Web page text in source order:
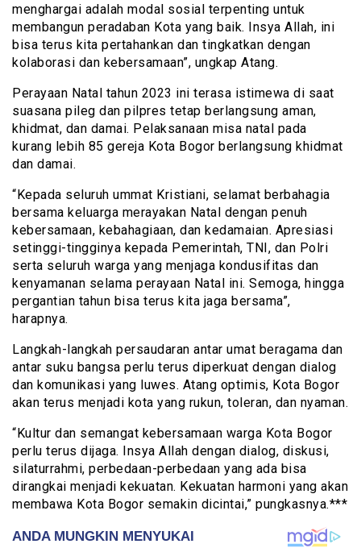
menghargai adalah modal sosial terpenting untuk
membangun peradaban Kota yang baik. Insya Allah, ini
bisa terus kita pertahankan dan tingkatkan dengan
kolaborasi dan kebersamaan”, ungkap Atang.
Perayaan Natal tahun 2023 ini terasa istimewa di saat
suasana pileg dan pilpres tetap berlangsung aman,
khidmat, dan damai. Pelaksanaan misa natal pada
kurang lebih 85 gereja Kota Bogor berlangsung khidmat
dan damai.
“Kepada seluruh ummat Kristiani, selamat berbahagia
bersama keluarga merayakan Natal dengan penuh
kebersamaan, kebahagiaan, dan kedamaian. Apresiasi
setinggi-tingginya kepada Pemerintah, TNI, dan Polri
serta seluruh warga yang menjaga kondusifitas dan
kenyamanan selama perayaan Natal ini. Semoga, hingga
pergantian tahun bisa terus kita jaga bersama”,
harapnya.
Langkah-langkah persaudaran antar umat beragama dan
antar suku bangsa perlu terus diperkuat dengan dialog
dan komunikasi yang luwes. Atang optimis, Kota Bogor
akan terus menjadi kota yang rukun, toleran, dan nyaman.
“Kultur dan semangat kebersamaan warga Kota Bogor
perlu terus dijaga. Insya Allah dengan dialog, diskusi,
silaturrahmi, perbedaan-perbedaan yang ada bisa
dirangkai menjadi kekuatan. Kekuatan harmoni yang akan
membawa Kota Bogor semakin dicintai,” pungkasnya.***